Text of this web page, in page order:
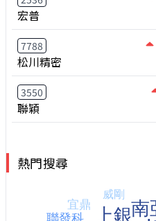
宏普
7788
松川精密
3550
聯穎
熱門搜尋